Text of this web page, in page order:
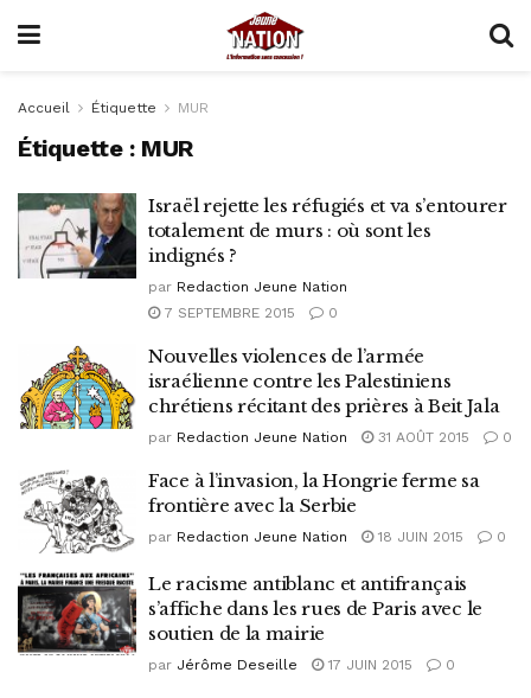
Accueil Étiquette MUR
Étiquette : MUR
Israël rejette les réfugiés et va s’entourer
totalement de murs : où sont les
indignés ?
par Redaction Jeune Nation
7 SEPTEMBRE 2015
0
Nouvelles violences de l’armée
israélienne contre les Palestiniens
chrétiens récitant des prières à Beit Jala
par Redaction Jeune Nation 31 AOÛT 2015 0
Face à l’invasion, la Hongrie ferme sa
frontière avec la Serbie
par Redaction Jeune Nation 18 JUIN 2015 0
Le racisme antiblanc et antifrançais
s’affiche dans les rues de Paris avec le
soutien de la mairie
par Jérôme Deseille 17 JUIN 2015 0